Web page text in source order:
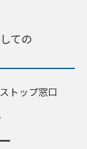
ての
トップ窓口